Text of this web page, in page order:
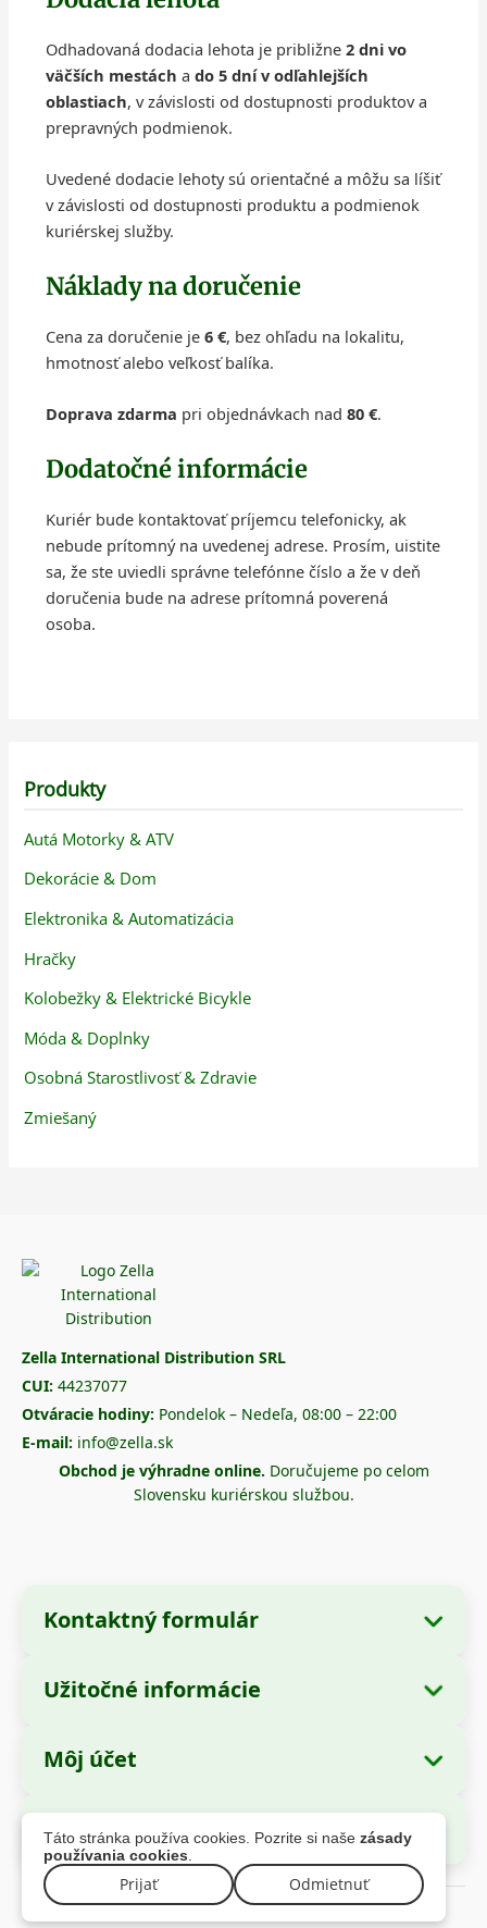
Táto stránka používa cookies. Pozrite si naše zásady
používania cookies
Prijať Odmietnuť
Produkty
Autá Motorky & ATV
Dekorácie & Dom
Elektronika & Automatizácia
Hračky
Kolobežky & Elektrické Bicykle
Móda & Doplnky
Osobná Starostlivosť & Zdravie
Zmiešaný
Odhadovaná dodacia lehota je približne2 dni vo
väčších mestách ado 5 dní v odľahlejších
oblastiach, v závislosti od dostupnosti produktov a
prepravných podmienok.
Uvedené dodacie lehoty sú orientačné a môžu sa líšiť
v závislosti od dostupnosti produktu a podmienok
kuriérskej služby.
Náklady na doručenie
Cena za doručenie je6 €, bez ohľadu na lokalitu,
hmotnosť alebo veľkosť balíka.
Doprava zdarma pri objednávkach nad80 €.
Dodatočné informácie
Kuriér bude kontaktovať príjemcu telefonicky, ak
nebude prítomný na uvedenej adrese. Prosím, uistite
sa, že ste uviedli správne telefónne číslo a že v deň
doručenia bude na adrese prítomná poverená
osoba.
Zella International Distribution SRL
CUI: 44237077
Otváracie hodiny: Pondelok – Nedeľa, 08:00 – 22:00
E-mail: info@zella.sk
Obchod je výhradne online. Doručujeme po celom
Slovensku kuriérskou službou.
Kontaktný formulár
Názov spoločnosti:
Distribution SRL
Sídlo:Strada Cuza Vodă nr. 97, Sector 4,
București, 040283, România
44237077
Užitočné informácie
Ako objednať?
Spôsoby platby
Informácie o doprave
Reklamačná politika
Záruka
Môj účet
Moje objednávky
Osobné údaje
Adresy
Bezpečné platby
© 2026 zella.sk – Všetky práva vyhradené